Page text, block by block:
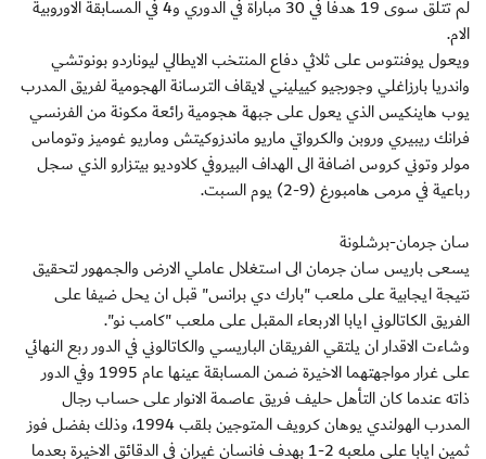
لم تتلق سوى 19 هدفا في 30 مباراة في الدوري و4 في المسابقة الاوروبية
الام.
ويعول يوفنتوس على ثلاثي دفاع المنتخب الايطالي ليوناردو بونوتشي
واندريا بارزاغلي وجورجيو كييليني لايقاف الترسانة الهجومية لفريق المدرب
يوب هاينكيس الذي يعول على جبهة هجومية رائعة مكونة من الفرنسي
فرانك ريبيري وروبن والكرواتي ماريو ماندزوكيتش وماريو غوميز وتوماس
مولر وتوني كروس اضافة الى الهداف البيروفي كلاوديو بيتزارو الذي سجل
رباعية في مرمى هامبورغ (9-2) يوم السبت.
سان جرمان-برشلونة
يسعى باريس سان جرمان الى استغلال عاملي الارض والجمهور لتحقيق
نتيجة ايجابية على ملعب "بارك دي برانس" قبل ان يحل ضيفا على
الفريق الكاتالوني ايابا الاربعاء المقبل على ملعب "كامب نو".
وشاءت الاقدار ان يلتقي الفريقان الباريسي والكاتالوني في الدور ربع النهائي
على غرار مواجهتهما الاخيرة ضمن المسابقة عينها عام 1995 وفي الدور
ذاته عندما كان التأهل حليف فريق عاصمة الانوار على حساب رجال
المدرب الهولندي يوهان كرويف المتوجين بلقب 1994، وذلك بفضل فوز
ثمين ايابا على ملعبه 2-1 بهدف فانسان غيران في الدقائق الاخيرة بعدما